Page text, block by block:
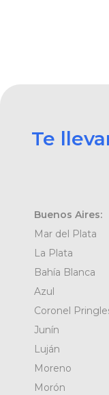
Te
Buenos Aires:
Mar del Plata
La Plata
Bahía Blanca
Azul
Coronel
Junín
Luján
Moreno
Morón